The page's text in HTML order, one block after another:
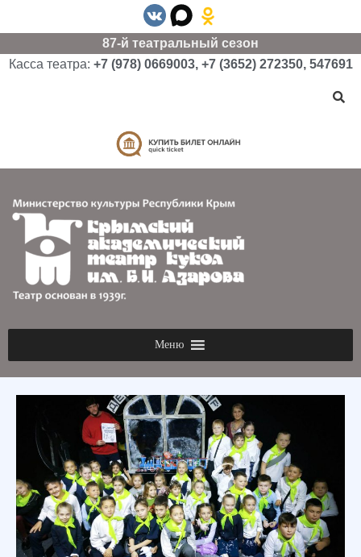
87-й театральный сезон
Касса театра: +7 (978) 0669003, +7 (3652) 272350, 547691
Меню